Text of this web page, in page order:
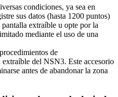
condiciones, ya sea en
sus datos (hasta 1200 puntos)
extraíble u opte por la
mediante el uso de una
de
del NSN3. Este accesorio
antes de abandonar la zona